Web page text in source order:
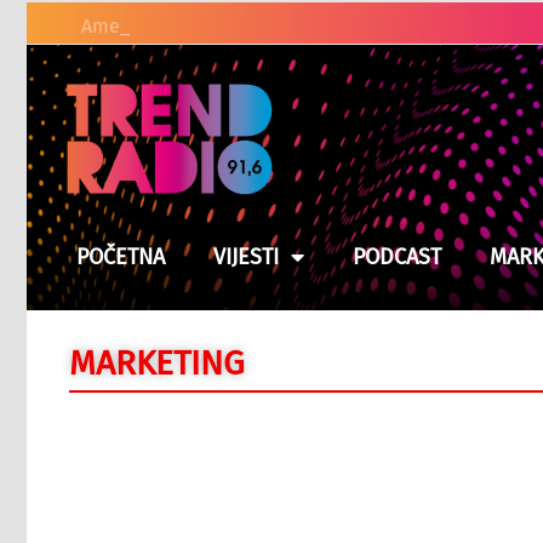
Američki zakonodavci t
POČETNA VIJESTI PODCAST
MARKETING